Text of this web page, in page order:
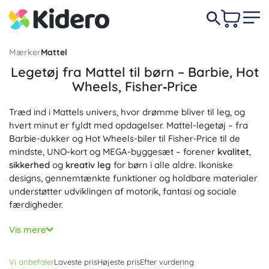
MærkerMattel
Legetøj fra Mattel til børn – Barbie, Hot
Wheels, Fisher‑Price
Træd ind i Mattels univers, hvor drømme bliver til leg, og
hvert minut er fyldt med opdagelser. Mattel-legetøj – fra
Barbie-dukker og Hot Wheels-biler til Fisher‑Price til de
mindste, UNO-kort og MEGA-byggesæt – forener kvalitet,
sikkerhed og kreativ leg for børn i alle aldre. Ikoniske
designs, gennemtænkte funktioner og holdbare materialer
understøtter udviklingen af motorik, fantasi og sociale
færdigheder.
Barbie-dukker med modetilbehør, huse og legesæt
inspirerer til rolleleg og historiefortælling; Hot Wheels-biler
Fisher‑Price tilbyder læringslegetøj til babyer og tumlinger,
Vis mere
Vi anbefalerLaveste prisHøjeste prisEfter vurdering